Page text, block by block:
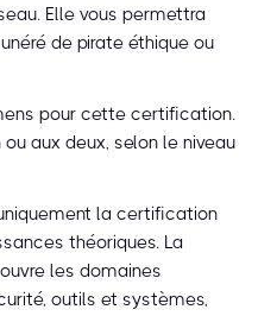
Elle vous permettra
de pirate éthique ou
pour cette certification.
aux deux, selon le niveau
la certification
théoriques. La
les domaines
outils et systèmes,